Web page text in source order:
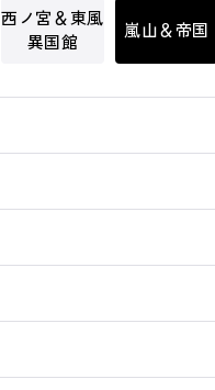
西ノ宮＆東風
異国館
嵐山＆帝国